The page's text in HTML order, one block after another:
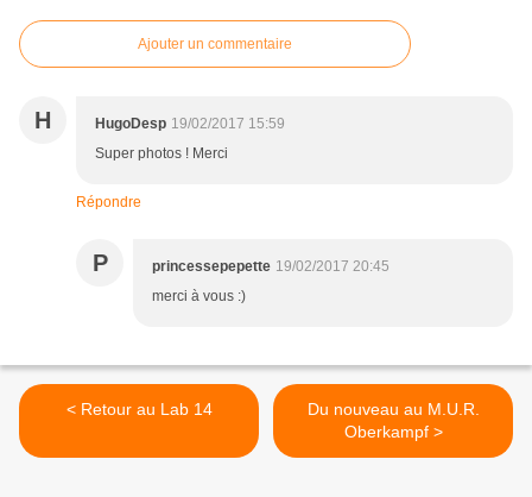
Ajouter un commentaire
H HugoDesp 19/02/2017 15:59
Super photos ! Merci
Répondre
P princessepepette 19/02/2017 20:45
merci à vous :)
< Retour au Lab 14
Du nouveau au M.U.R.
Oberkampf >